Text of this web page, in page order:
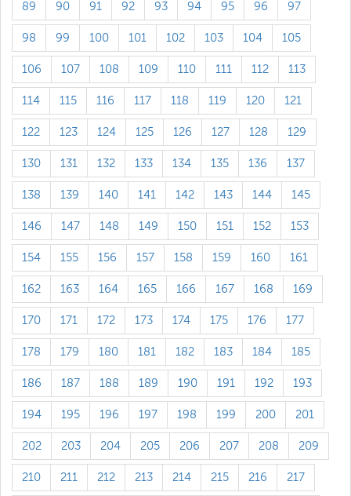
89 90 91 92 93 94 95 96 97
98 99 100 101 102 103 104 105
106 107 108 109 110 111 112 113
114 115 116 117 118 119 120 121
122 123 124 125 126 127 128 129
130 131 132 133 134 135 136 137
138 139 140 141 142 143 144 145
146 147 148 149 150 151 152 153
154 155 156 157 158 159 160 161
162 163 164 165 166 167 168 169
170 171 172 173 174 175 176 177
178 179 180 181 182 183 184 185
186 187 188 189 190 191 192 193
194 195 196 197 198 199 200 201
202 203 204 205 206 207 208 209
210 211 212 213 214 215 216 217